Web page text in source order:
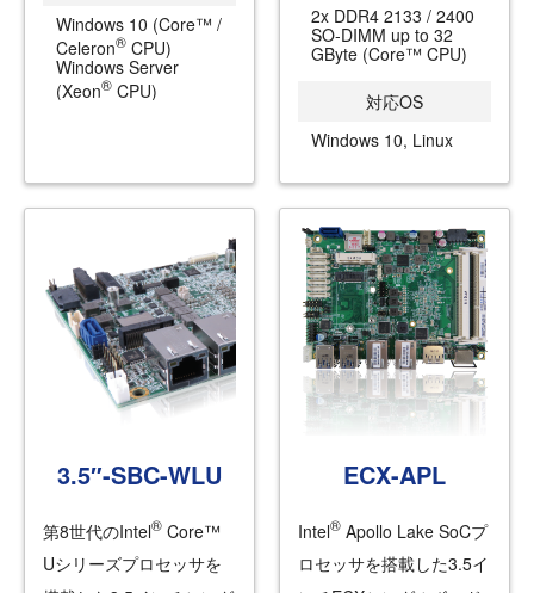
Windows 10 (Core™ /
Celeron® CPU)
Windows Server
(Xeon® CPU)
2x DDR4 2133 / 2400
SO-DIMM up to 32
GByte (Core™ CPU)
対応OS
Windows 10, Linux
3.5″-SBC-WLU
第8世代のIntel® Core™
Uシリーズプロセッサを
ECX-APL
Intel® Apollo Lake SoCプ
ロセッサを搭載した3.5イ